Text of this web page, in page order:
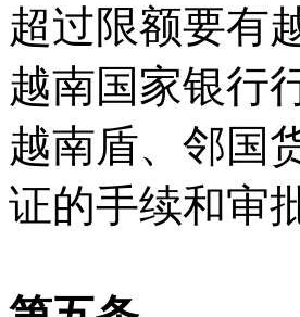
超过限额要有
越南国家银行
越南盾、邻国
证的手续和审